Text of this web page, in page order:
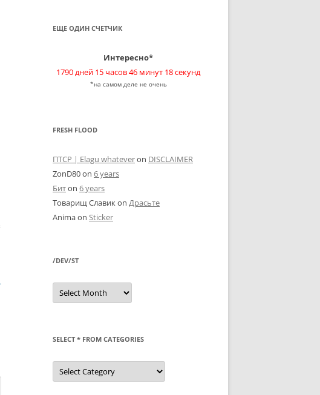
ЕЩЕ ОДИН СЧЕТЧИК
Интересно*
1790 дней 15 часов 46 минут 18 секунд
*на самом деле не очень
FRESH FLOOD
ПТСР | Elagu whateveron DISCLAIMER
ZonD80on 6 years
Битon 6 years
Товарищ Славикon Драсьте
Animaon Sticker
/DEV/ST
/dev/st
SELECT * FROM CATEGORIES
SELECT
FROM